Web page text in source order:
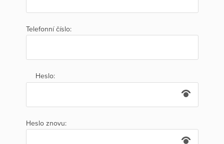
Telefonní číslo:
Heslo:
Heslo znovu: